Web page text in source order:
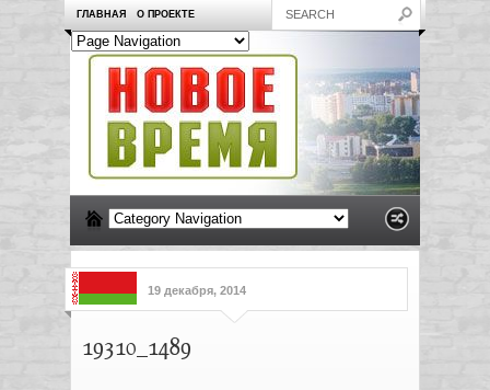
ГЛАВНАЯ О ПРОЕКТЕ
19 декабря, 2014
19310_1489